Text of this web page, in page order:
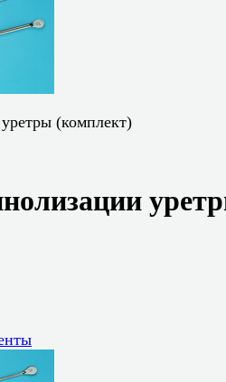
(комплект)